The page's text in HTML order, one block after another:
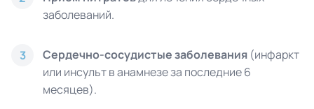
заболеваний.
3 Сердечно-сосудистые заболевания (инфаркт
или инсульт в анамнезе за последние 6
месяцев).